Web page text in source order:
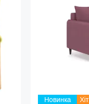
Новинка